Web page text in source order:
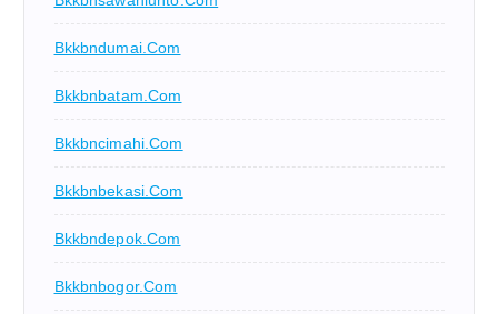
Bkkbndumai.com
Bkkbnbatam.com
Bkkbncimahi.com
Bkkbnbekasi.com
Bkkbndepok.com
Bkkbnbogor.com